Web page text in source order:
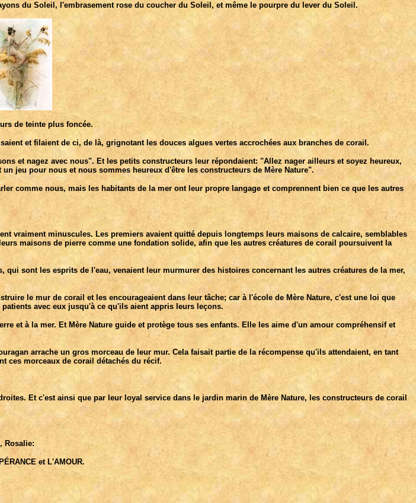
du Soleil, l'embrasement rose du coucher du Soleil, et même le pourpre du lever du Soleil.
de teinte plus foncée.
et filaient de ci, de là, grignotant les douces algues vertes accrochées aux branches de corail.
et nagez avec nous". Et les petits constructeurs leur répondaient: "Allez nager ailleurs et soyez heureux,
jeu pour nous et nous sommes heureux d'être les constructeurs de Mère Nature".
comme nous, mais les habitants de la mer ont leur propre langage et comprennent bien ce que les autres
vraiment minuscules. Les premiers avaient quitté depuis longtemps leurs maisons de calcaire, semblables
maisons de pierre comme une fondation solide, afin que les autres créatures de corail poursuivent la
sont les esprits de l'eau, venaient leur murmurer des histoires concernant les autres créatures de la mer,
le mur de corail et les encourageaient dans leur tâche; car à l'école de Mère Nature, c'est une loi que
avec eux jusqu'à ce qu'ils aient appris leurs leçons.
et à la mer. Et Mère Nature guide et protège tous ses enfants. Elle les aime d'un amour compréhensif et
arrache un gros morceau de leur mur. Cela faisait partie de la récompense qu'ils attendaient, en tant
ces morceaux de corail détachés du récif.
Et c'est ainsi que par leur loyal service dans le jardin marin de Mère Nature, les constructeurs de corail
Rosalie:
et L'AMOUR.